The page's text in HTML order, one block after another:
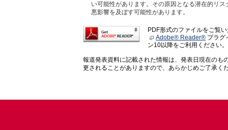
い可能性があります。その原因となる潜在的リ
悪影響を及ぼす可能性があります。
PDF形式のファイルをご覧
Adobe® Reader® プラグ
ン10以降をご利用ください。
報道発表資料に記載された情報は、発表日現在のも
更されることがありますので、あらかじめご了承く